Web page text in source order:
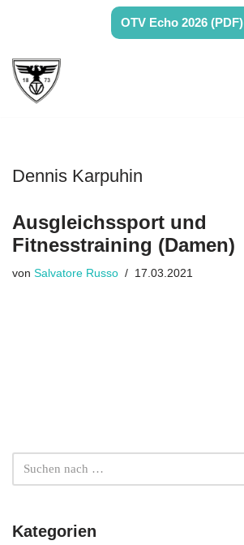
Inhalt
springen
OTV Echo 2026 (PDF)
Dennis Karpuhin
Ausgleichssport und
Fitnesstraining (Damen)
von Salvatore Russo 17.03.2021
Kategorien